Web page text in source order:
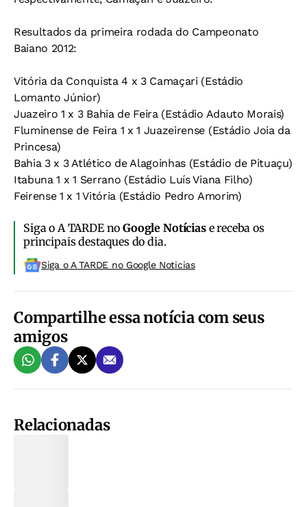
Resultados da primeira rodada do Campeonato
Baiano 2012:
Vitória da Conquista 4 x 3 Camaçari (Estádio
Lomanto Júnior)
Juazeiro 1 x 3 Bahia de Feira (Estádio Adauto Morais)
Fluminense de Feira 1 x 1 Juazeirense (Estádio Joia da
Princesa)
Bahia 3 x 3 Atlético de Alagoinhas (Estádio de Pituaçu)
Itabuna 1 x 1 Serrano (Estádio Luís Viana Filho)
Feirense 1 x 1 Vitória (Estádio Pedro Amorim)
Siga o A TARDE noGoogle Notíciase receba os
principais destaques do dia.
Siga o A TARDE no Google Noticias
Compartilhe essa notícia com seus
amigos
Relacionadas